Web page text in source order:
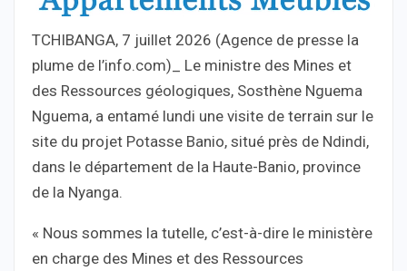
TCHIBANGA, 7 juillet 2026 (Agence de presse la
plume de l’info.com)_ Le ministre des Mines et
des Ressources géologiques, Sosthène Nguema
Nguema, a entamé lundi une visite de terrain sur le
site du projet Potasse Banio, situé près de Ndindi,
dans le département de la Haute-Banio, province
de la Nyanga.
« Nous sommes la tutelle, c’est-à-dire le ministère
en charge des Mines et des Ressources